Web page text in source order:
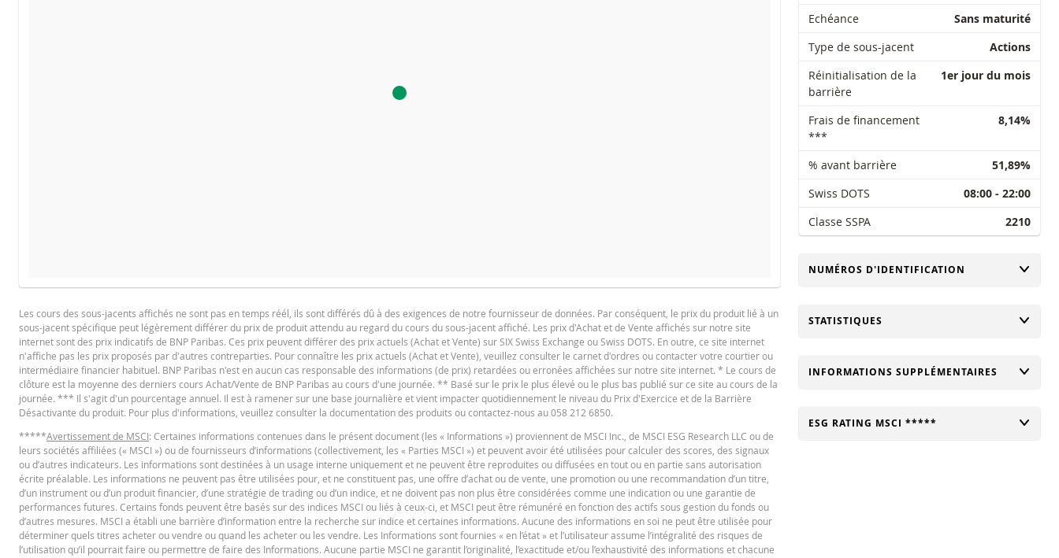
COURS DU SOUS-JACENT ATTENDU QUANTITÉ PÉRIODE
1 Jour 1 Semaine 1 An
SITUATION ACTUELLE
Prix de référence 188,713
Niveau de financement
79,0146
Barrière désactivante
90,79
Levier
1,72
Valeur position (CHF)
8,86
Mini Future (CHF)
8,86
BROCHURE
Français PDF Deutsch PDF English
PROSPECTUS DE BASE
English PDF
TERMSHEET
Les cours des sous-jacents affichés ne sont pas en temps réél, ils sont différés dû à des exigences de notre fournisseur de données. Par conséquent, le prix du produit lié à un
sous-jacent spécifique peut légèrement différer du prix de produit attendu au regard du cours du sous-jacent affiché. Les prix d'Achat et de Vente affichés sur notre site
internet sont des prix indicatifs de BNP Paribas. Ces prix peuvent différer des prix actuels (Achat et Vente) sur SIX Swiss Exchange ou Swiss DOTS. En outre, ce site internet
n'affiche pas les prix proposés par d'autres contreparties. Pour connaître les prix actuels (Achat et Vente), veuillez consulter le carnet d'ordres ou contacter votre courtier ou
intermédiaire financier habituel. BNP Paribas n'est en aucun cas responsable des informations (de prix) retardées ou erronées affichées sur notre site internet. * Le cours de
clôture est la moyenne des derniers cours Achat/Vente de BNP Paribas au cours d'une journée. ** Basé sur le prix le plus élevé ou le plus bas publié sur ce site au cours de la
journée. *** Il s'agit d'un pourcentage annuel. Il est à ramener sur une base journalière et vient impacter quotidiennement le niveau du Prix d'Exercice et de la Barrière
Désactivante du produit. Pour plus d'informations, veuillez consulter la documentation des produits ou contactez-nous au 058 212 6850.
*****Avertissement de MSCI: Certaines informations contenues dans le présent document (les « Informations ») proviennent de MSCI Inc., de MSCI ESG Research LLC ou de
leurs sociétés affiliées (« MSCI ») ou de fournisseurs d’informations (collectivement, les « Parties MSCI ») et peuvent avoir été utilisées pour calculer des scores, des signaux
ou d’autres indicateurs. Les informations sont destinées à un usage interne uniquement et ne peuvent être reproduites ou diffusées en tout ou en partie sans autorisation
écrite préalable. Les informations ne peuvent pas être utilisées pour, et ne constituent pas, une offre d’achat ou de vente, une promotion ou une recommandation d’un titre,
d’un instrument ou d’un produit financier, d’une stratégie de trading ou d’un indice, et ne doivent pas non plus être considérées comme une indication ou une garantie de
performances futures. Certains fonds peuvent être basés sur des indices MSCI ou liés à ceux-ci, et MSCI peut être rémunéré en fonction des actifs sous gestion du fonds ou
d’autres mesures. MSCI a établi une barrière d’information entre la recherche sur indice et certaines informations. Aucune des informations en soi ne peut être utilisée pour
déterminer quels titres acheter ou vendre ou quand les acheter ou les vendre. Les Informations sont fournies « en l’état » et l’utilisateur assume l’intégralité des risques de
l’utilisation qu’il pourrait faire ou permettre de faire des Informations. Aucune partie MSCI ne garantit l’originalité, l’exactitude et/ou l’exhaustivité des informations et chacune
Echéance
Sans maturité
Type de sous-jacent
Actions
Réinitialisation de la
barrière
1er jour du mois
Frais de financement
***
8,14%
% avant barrière
51,89%
Swiss DOTS
08:00 - 22:00
Classe SSPA
2210
CHANGER
NUMÉROS D'IDENTIFICATION
CHANGER
STATISTIQUES
CHANGER
INFORMATIONS SUPPLÉMENTAIRES
CHANGER
ESG RATING MSCI *****